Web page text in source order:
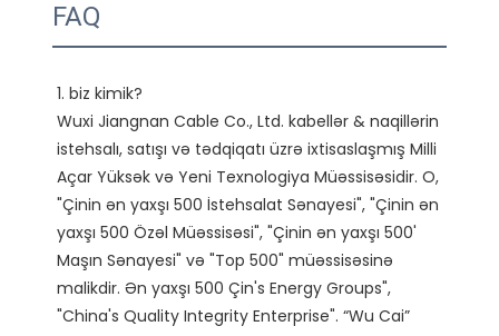
FAQ
1. biz kimik?
Wuxi Jiangnan Cable Co., Ltd. kabellər & naqillərin
istehsalı, satışı və tədqiqatı üzrə ixtisaslaşmış Milli
Açar Yüksək və Yeni Texnologiya Müəssisəsidir. O,
"Çinin ən yaxşı 500 İstehsalat Sənayesi", "Çinin ən
yaxşı 500 Özəl Müəssisəsi", "Çinin ən yaxşı 500'
Maşın Sənayesi" və "Top 500" müəssisəsinə
malikdir. Ən yaxşı 500 Çin's Energy Groups",
"China's Quality Integrity Enterprise". “Wu Cai”